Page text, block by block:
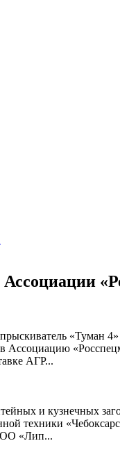
«Туман 4»
Ассоциацию
АГР...
и кузнечных
техники
«Лип...